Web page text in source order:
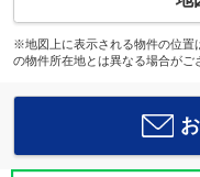
※地図上に表示される物件の位置
の物件所在地とは異なる場合がご